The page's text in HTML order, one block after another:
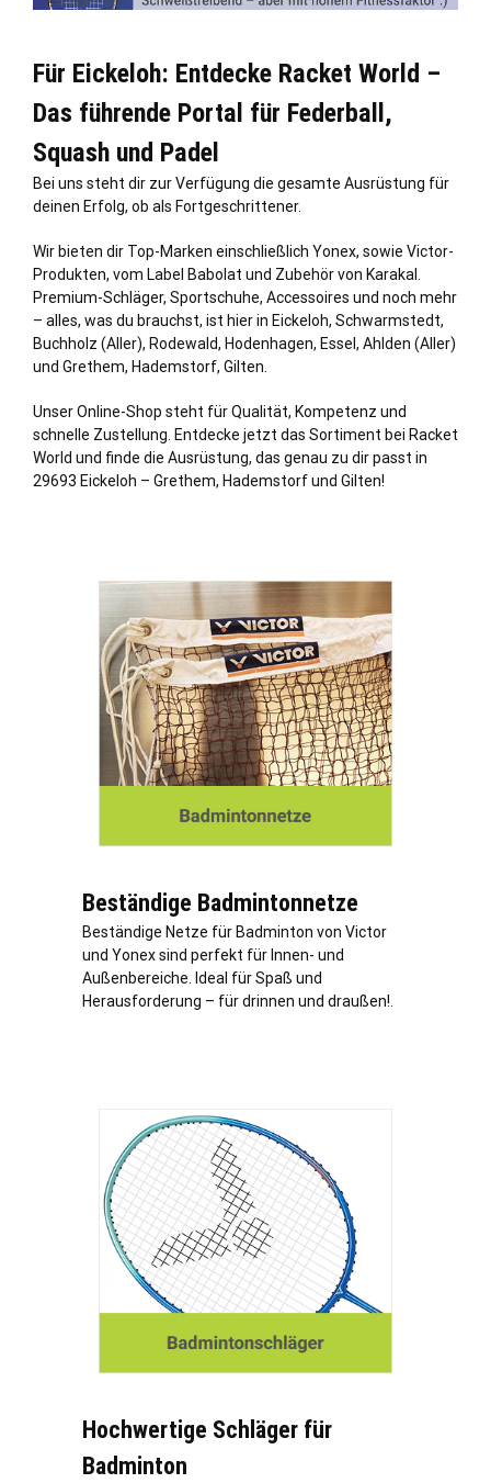
Für Eickeloh: Entdecke Racket World –
Das führende Portal für Federball,
Squash und Padel
Bei uns steht dir zur Verfügung die gesamte Ausrüstung für
deinen Erfolg, ob als Fortgeschrittener.
Wir bieten dir Top-Marken einschließlich Yonex, sowie Victor-
Produkten, vom Label Babolat und Zubehör von Karakal.
Premium-Schläger, Sportschuhe, Accessoires und noch mehr
– alles, was du brauchst, ist hier in Eickeloh, Schwarmstedt,
Buchholz (Aller), Rodewald, Hodenhagen, Essel , Ahlden (Aller)
und Grethem, Hademstorf, Gilten
Unser Online-Shop steht für Qualität, Kompetenz und
schnelle Zustellung. Entdecke jetzt das Sortiment bei Racket
World und finde die Ausrüstung, das genau zu dir passt in
29693 Eickeloh – Grethem, Hademstorf und Gilten!
Beständige Badmintonnetze
Beständige Netze für Badminton von Victor
und Yonex sind perfekt für Innen- und
Außenbereiche. Ideal für Spaß und
Herausforderung – für drinnen und draußen!.
Hochwertige Schläger für
Badminton